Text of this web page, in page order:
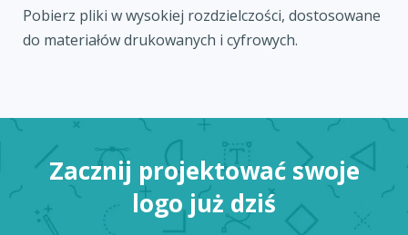
Pobierz pliki w wysokiej rozdzielczości, dostosowane
do materiałów drukowanych i cyfrowych.
Zacznij projektować swoje
logo już dziś